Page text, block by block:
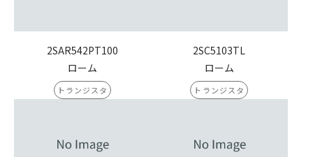
2SAR542PT100
ローム
トランジスタ
2SC5103TL
ローム
トランジスタ